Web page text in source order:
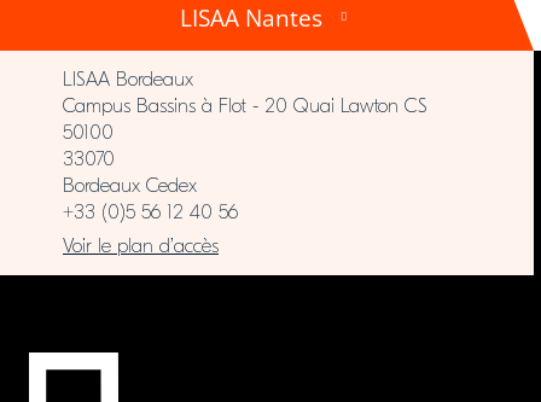
LISAA Nantes
LISAA Bordeaux
Campus Bassins à Flot - 20 Quai Lawton CS
50100
33070
Bordeaux Cedex
+33 (0)5 56 12 40 56
Voir le plan d’accès